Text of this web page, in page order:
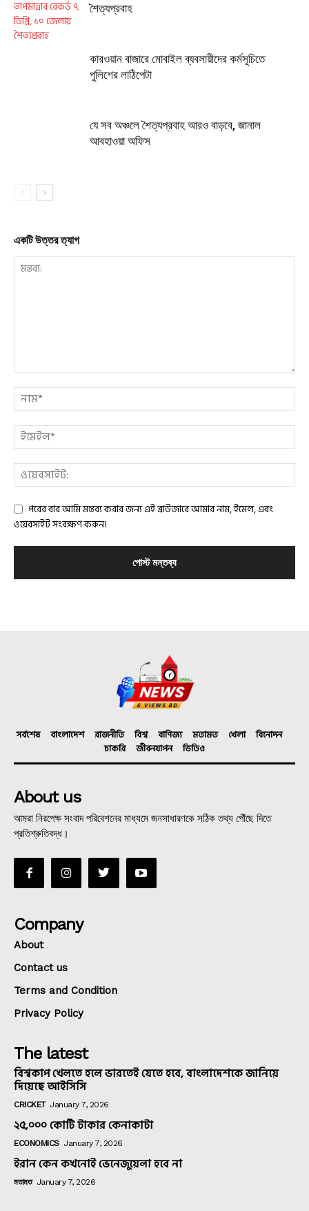
শৈত্যপ্রবাহ
কারওয়ান বাজারে মোবাইল ব্যবসায়ীদের কর্মসূচিতে
পুলিশের লাঠিপেটা
যে সব অঞ্চলে শৈত্যপ্রবাহ আরও বাড়বে, জানাল
আবহাওয়া অফিস
একটি উত্তর ত্যাগ
পরের বার আমি মন্তব্য করার জন্য এই ব্রাউজারে আমার নাম, ইমেল, এবং
ওয়েবসাইট সংরক্ষণ করুন।
সর্বশেষ বাংলাদেশ রাজনীতি বিশ্ব বাণিজ্য মতামত খেলা
বিনোদন
চাকরি
জীবনযাপন ভিডিও
About us
আমরা নিরপেক্ষ সংবাদ পরিবেশনের মাধ্যমে জনসাধারণকে সঠিক তথ্য পৌঁছে দিতে
প্রতিশ্রুতিবদ্ধ।
Company
About
Contact us
Terms and Condition
Privacy Policy
The latest
বিশ্বকাপ খেলতে হলে ভারতেই যেতে হবে, বাংলাদেশকে জানিয়ে
দিয়েছে আইসিসি
CRICKET January 7, 2026
২৫,০০০ কোটি টাকার কেনাকাটা
ECONOMICS January 7, 2026
ইরান কেন কখনোই ভেনেজুয়েলা হবে না
মতামত January 7, 2026